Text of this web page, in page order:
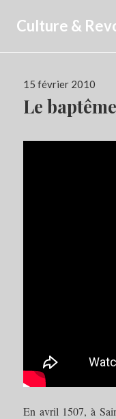
Culture &
Publié
le
15 février 2010
Le
En avril 1507, à